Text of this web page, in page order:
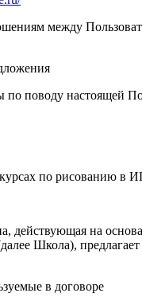
между
поводу настоящей
по рисованию в
действующая на
Школа),
в договоре